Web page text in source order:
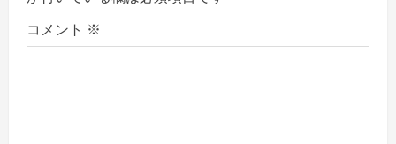
e
a
コメント ※